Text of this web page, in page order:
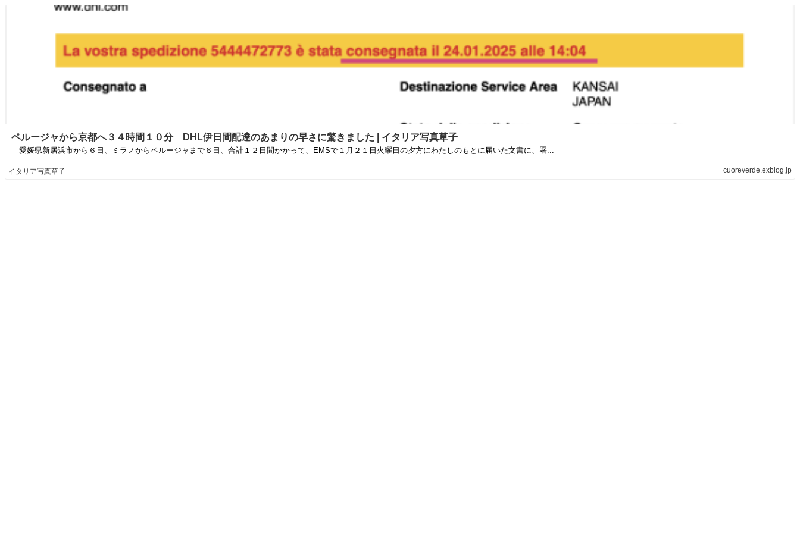
ペルージャから京都へ３４時間１０分 DHL伊日間配達のあまりの早さに驚きました | イタリア写真草子
愛媛県新居浜市から６日、ミラノからペルージャまで６日、合計１２日間かかって、EMSで１月２１日火曜日の夕方にわたしのもとに届いた文書に、署...
イタリア写真草子 cuoreverde.exblog.jp